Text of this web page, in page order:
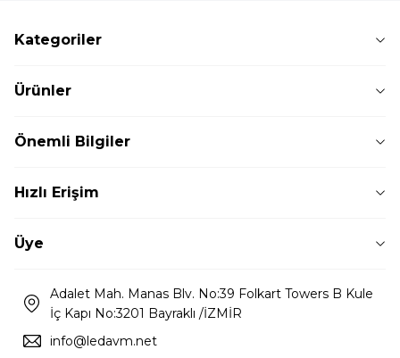
Kategoriler
Ürünler
Önemli Bilgiler
Hızlı Erişim
Üye
Adalet Mah. Manas Blv. No:39 Folkart Towers B Kule
İç Kapı No:3201 Bayraklı /İZMİR
info@ledavm.net